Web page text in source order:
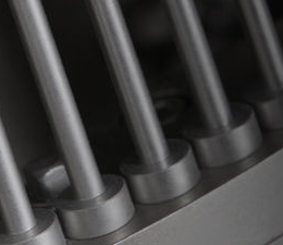
企业文化
资质荣誉
新马风貌
传视频
山东新马制药装备有限公司坐
淄博市高新技术开发区，公司
年，其前身为意大利...
新马药机将不
高质量、高可
设备，为用
及时到位的
密闭性项目整
连续制造解决方
客户定制化解
其他辅机